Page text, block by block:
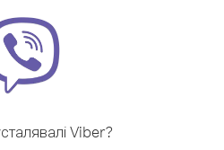
Viber?